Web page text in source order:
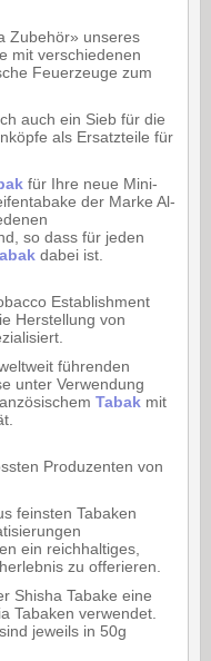
Zubehör» unseres
mit verschiedenen
Feuerzeuge zum
auch ein Sieb für die
als Ersatzteile für
für Ihre neue Mini-
der Marke Al-
so dass für jeden
dabei ist.
Establishment
Herstellung von
führenden
unter Verwendung
Tabakmit
Produzenten von
feinsten Tabaken
ein reichhaltiges,
zu offerieren.
Shisha Tabake eine
Tabaken verwendet.
jeweils in 50g